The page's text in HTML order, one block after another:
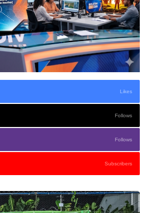
Likes
Follows
Follows
Subscribers